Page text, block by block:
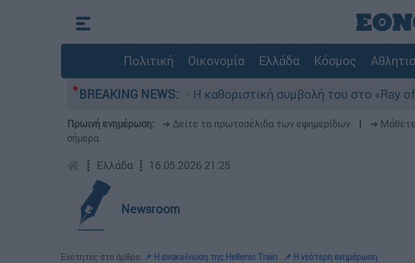
Πολιτική Οικονομία Ελλάδα Κόσμος
BREAKING NEWS:
Γουίλιαμ Όρμπιτ - Η καθοριστική συμβολή του στο «Ray of Light»
Πρωινή ενημέρωση: ➔ Δείτε τα πρωτοσέλιδα των εφημερίδων ➔ Μάθετε
σήμερα
┋ Ελλάδα ┋ 16.05.2026 21:25
Newsroom
Ενότητες στο άρθρο: 📌 Η ανακοίνωση της Hellenic Train 📌 Η νεότερη ενημέρωση